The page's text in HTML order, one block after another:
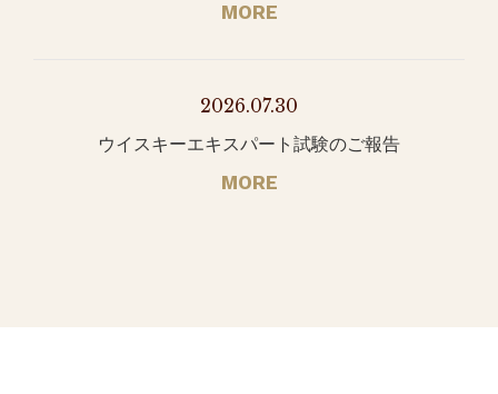
MORE
2026.07.30
ウイスキーエキスパート試験のご報告
MORE